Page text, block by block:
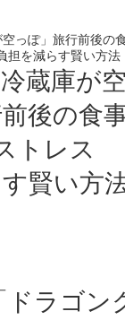
冷蔵庫が空
後の食
トレス
賢い方
ラゴン